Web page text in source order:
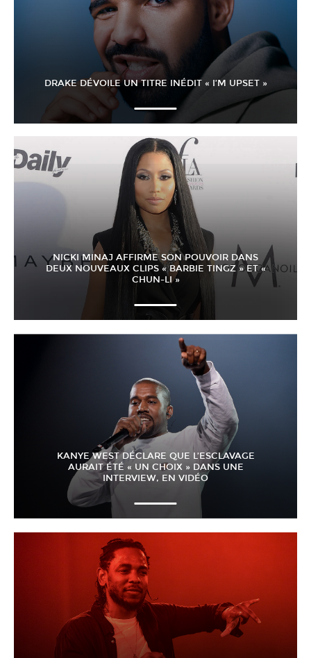
DRAKE DÉVOILE UN TITRE INÉDIT « I’M UPSET »
NICKI MINAJ AFFIRME SON POUVOIR DANS
DEUX NOUVEAUX CLIPS « BARBIE TINGZ » ET «
CHUN-LI »
KANYE WEST DÉCLARE QUE L’ESCLAVAGE
AURAIT ÉTÉ « UN CHOIX » DANS UNE
INTERVIEW, EN VIDÉO